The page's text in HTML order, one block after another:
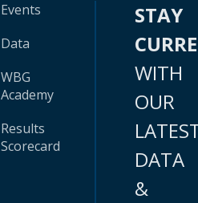
Events
Data
WBG
Academy
Results
Scorecard
STAY
WITH
OUR
DATA
&